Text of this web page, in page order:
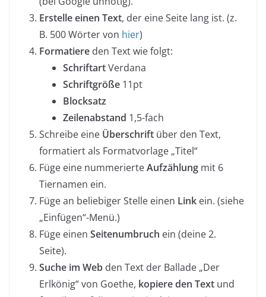
Erstelle einen Text, der eine Seite lang ist. (z.
B. 500 Wörter von hier)
Formatiere den Text wie folgt:
SchriftartVerdana
Schriftgröße 11pt
Blocksatz
Zeilenabstand 1,5-fach
Schreibe eine Überschrift über den Text,
formatiert als Formatvorlage „Titel“
Füge eine nummerierteAufzählung mit 6
Tiernamen ein.
Füge an beliebiger Stelle einen Link ein. (siehe
„Einfügen“-Menü.)
Füge einen Seitenumbruch ein (deine 2.
Seite).
Suche im Web den Text der Ballade „Der
Erlkönig“ von Goethe, kopiere den Text und